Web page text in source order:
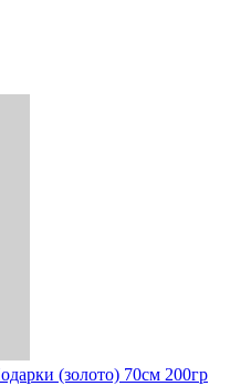
(золото) 70см 200гр